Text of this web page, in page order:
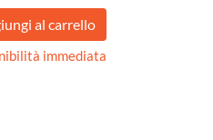
immediata